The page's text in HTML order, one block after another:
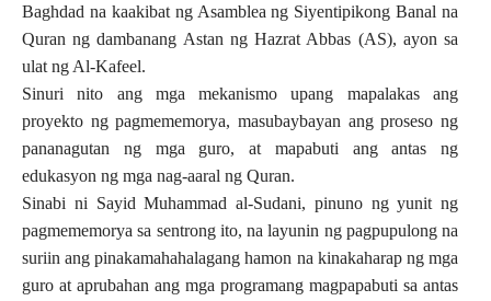
Baghdad na kaakibat ng Asamblea ng Siyentipikong Banal na
Quran ng dambanang Astan ng Hazrat Abbas (AS), ayon sa
ulat ng Al-Kafeel.
Sinuri nito ang mga mekanismo upang mapalakas ang
proyekto ng pagmememorya, masubaybayan ang proseso ng
pananagutan ng mga guro, at mapabuti ang antas ng
edukasyon ng mga nag-aaral ng Quran.
Sinabi ni Sayid Muhammad al-Sudani, pinuno ng yunit ng
pagmememorya sa sentrong ito, na layunin ng pagpupulong na
suriin ang pinakamahahalagang hamon na kinakaharap ng mga
guro at aprubahan ang mga programang magpapabuti sa antas